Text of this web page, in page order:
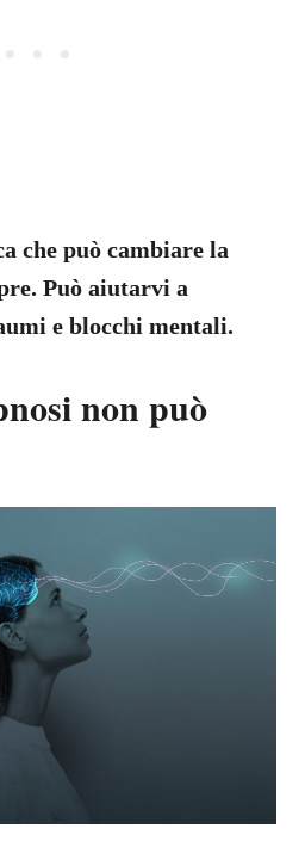
che può cambiare la
Può aiutarvi a
e blocchi mentali.
non può